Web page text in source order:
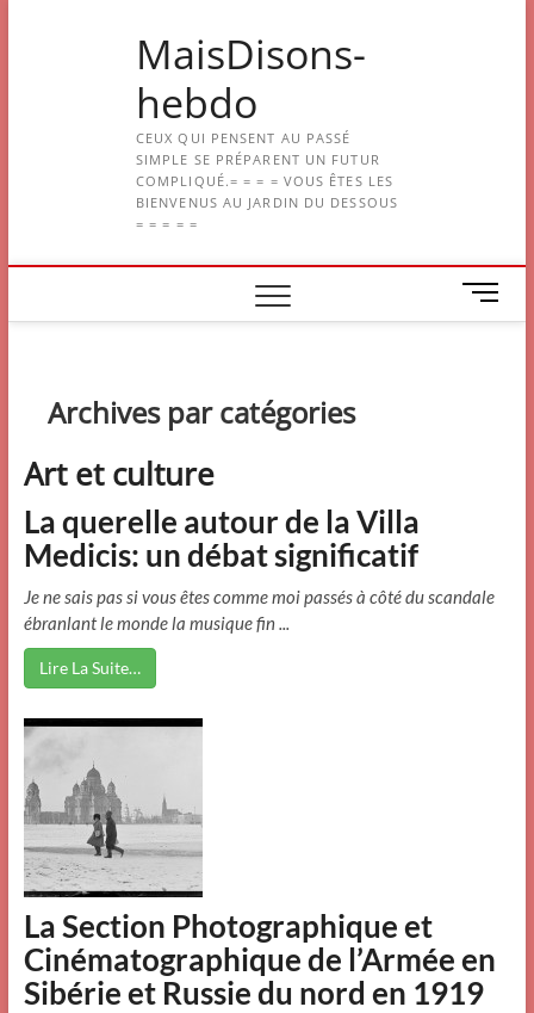
MaisDisons-
hebdo
CEUX QUI PENSENT AU PASSÉ
SIMPLE SE PRÉPARENT UN FUTUR
COMPLIQUÉ.= = = = VOUS ÊTES LES
BIENVENUS AU JARDIN DU DESSOUS
= = = = =
M
e
Archives par catégories
Art et culture
La querelle autour de la Villa
Medicis: un débat significatif
Je ne sais pas si vous êtes comme moi passés à côté du scandale
ébranlant le monde la musique fin ...
Lire La Suite…
La Section Photographique et
Cinématographique de l’Armée en
Sibérie et Russie du nord en 1919